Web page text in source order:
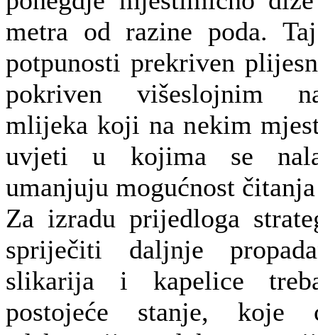
metra od razine poda.
potpunosti prekriven
pokriven višeslojnim
mlijeka koji na nekim
uvjeti u kojima se
umanjuju mogućnost
Za izradu prijedloga
spriječiti daljnje
slikarija i kapelice
postojeće stanje, koje